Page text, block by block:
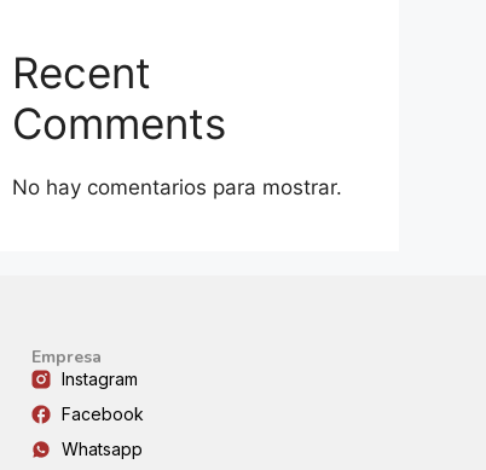
Recent
Comments
No hay comentarios para mostrar.
Empresa
Instagram
Facebook
Whatsapp